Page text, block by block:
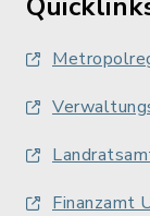
Finanzamt